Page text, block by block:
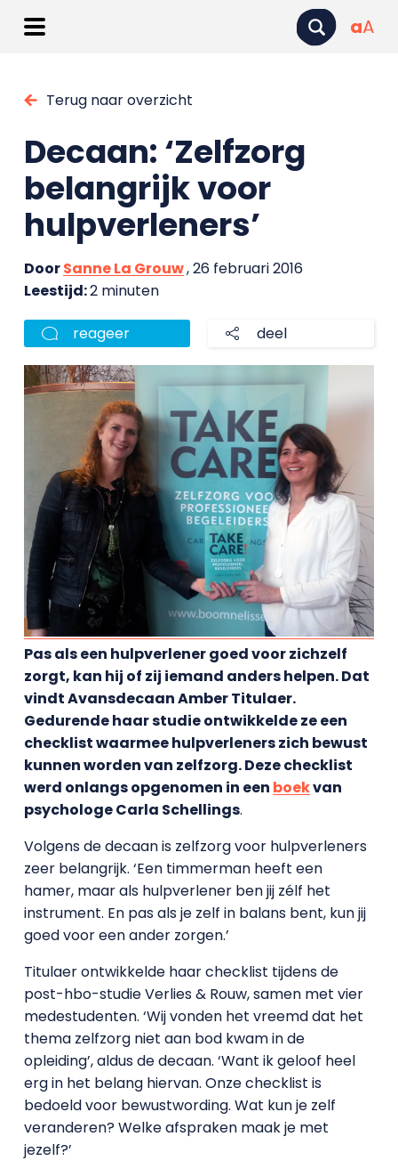
aA
Terug naar overzicht
Decaan: ‘Zelfzorg
belangrijk voor
hulpverleners’
DoorSanne La Grouw, 26 februari 2016
Leestijd:2 minuten
reageer deel
Pas als een hulpverlener goed voor zichzelf
zorgt, kan hij of zij iemand anders helpen. Dat
vindt Avansdecaan Amber Titulaer.
Gedurende haar studie ontwikkelde ze een
checklist waarmee hulpverleners zich bewust
kunnen worden van zelfzorg. Deze checklist
werd onlangs opgenomen in een boekvan
psychologe Carla Schellings.
Volgens de decaan is zelfzorg voor hulpverleners
zeer belangrijk. ‘Een timmerman heeft een
hamer, maar als hulpverlener ben jij zélf het
instrument. En pas als je zelf in balans bent, kun jij
goed voor een ander zorgen.’
Titulaer ontwikkelde haar checklist tijdens de
post-hbo-studie Verlies & Rouw, samen met vier
medestudenten. ‘Wij vonden het vreemd dat het
thema zelfzorg niet aan bod kwam in de
opleiding’, aldus de decaan. ‘Want ik geloof heel
erg in het belang hiervan. Onze checklist is
bedoeld voor bewustwording. Wat kun je zelf
veranderen? Welke afspraken maak je met
jezelf?’